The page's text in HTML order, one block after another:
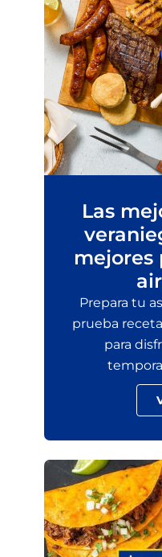
Las
mejores
Prepara tu
prueba
para